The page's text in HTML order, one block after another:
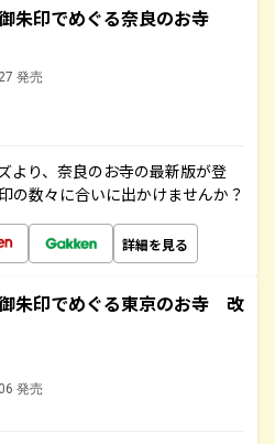
朱印でめぐる奈良のお寺
発売
より、奈良のお寺の最新版が登
の数々に合いに出かけませんか？
詳細を見る
朱印でめぐる東京のお寺 改
発売